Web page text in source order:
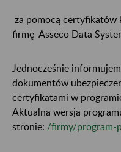
za pomocą certyfikatów
firmę Asseco Data
Jednocześnie
dokumentów
certyfikatami w
Aktualna wersja
stronie: /firmy/program-